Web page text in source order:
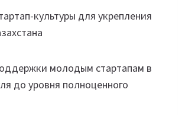
культуры для укрепления
молодым стартапам в
до уровня полноценного